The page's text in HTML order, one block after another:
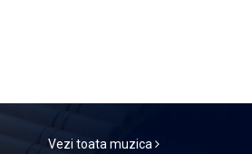
Vezi toata muzica